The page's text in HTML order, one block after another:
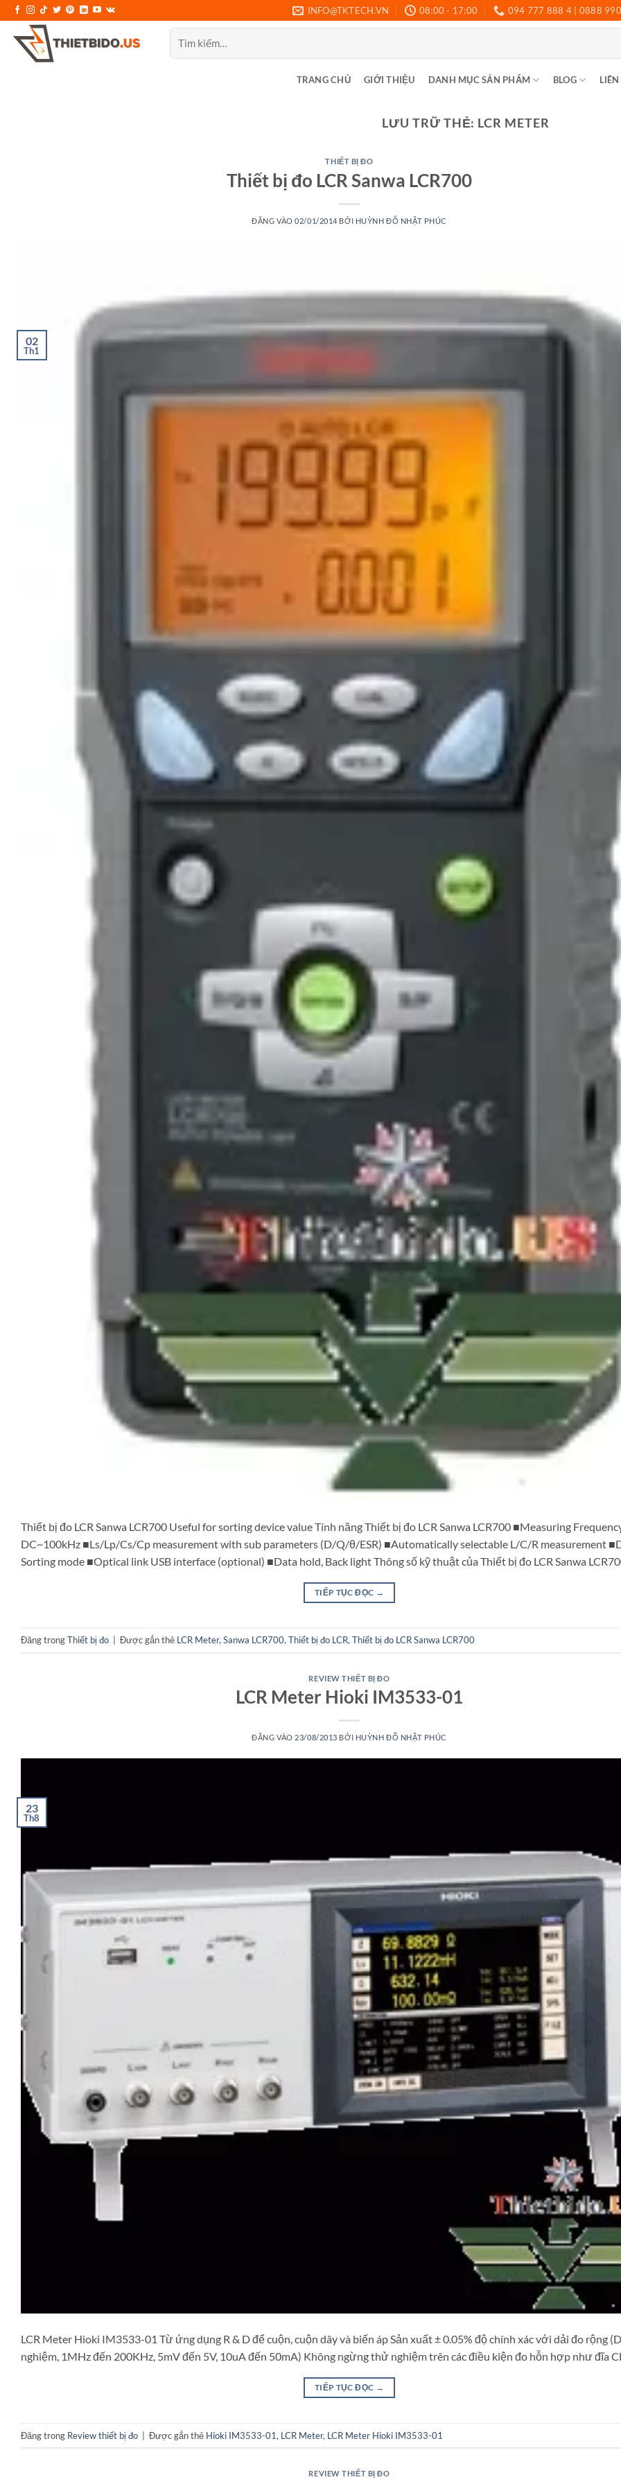
qua
nội
INFO@TKTECH.VN 08:00 - 17:00 094 777 888 4 | 0888
Tìm
kiếm:
TRANG CHỦ GIỚI THIỆU DANH MỤC SẢN PHẨM BLOG
LƯU TRỮ THẺ: LCR METER
THIẾT BỊ ĐO
Thiết bị đo LCR Sanwa LCR700
ĐĂNG VÀO02/01/2014 BỞI HUỲNH ĐỖ NHẬT PHÚC
02
Th1
Thiết bị đo LCR Sanwa LCR700 Useful for sorting device value Tính năng Thiết bị đo LCR Sanwa LCR700 ■Measuring
DC~100kHz ■Ls/Lp/Cs/Cp measurement with sub parameters (D/Q/θ/ESR) ■Automatically selectable L/C/R measurement
Sorting mode ■Optical link USB interface (optional) ■Data hold, Back light Thông số kỹ thuật của Thiết bị đo LCR Sanwa
TIẾP TỤC ĐỌC →
Đăng trongThiết bị đo Được gắn thẻ LCR Meter, Sanwa LCR700, Thiết bị đo LCR, Thiết bị đo LCR Sanwa LCR700
REVIEW THIẾT BỊ ĐO
LCR Meter Hioki IM3533-01
ĐĂNG VÀO 23/08/2013 BỞI HUỲNH ĐỖ NHẬT PHÚC
23
Th8
LCR Meter Hioki IM3533-01 Từ ứng dụng R & D để cuộn, cuộn dây và biến áp Sản xuất ± 0.05% độ chính xác với dải đo rộng
nghiệm, 1MHz đến 200KHz, 5mV đến 5V, 10uA đến 50mA) Không ngừng thử nghiệm trên các điều kiện đo hỗn hợp như đĩa
TIẾP TỤC ĐỌC →
Đăng trong Review thiết bị đo Được gắn thẻ Hioki IM3533-01, LCR Meter, LCR Meter Hioki IM3533-01
REVIEW THIẾT BỊ ĐO